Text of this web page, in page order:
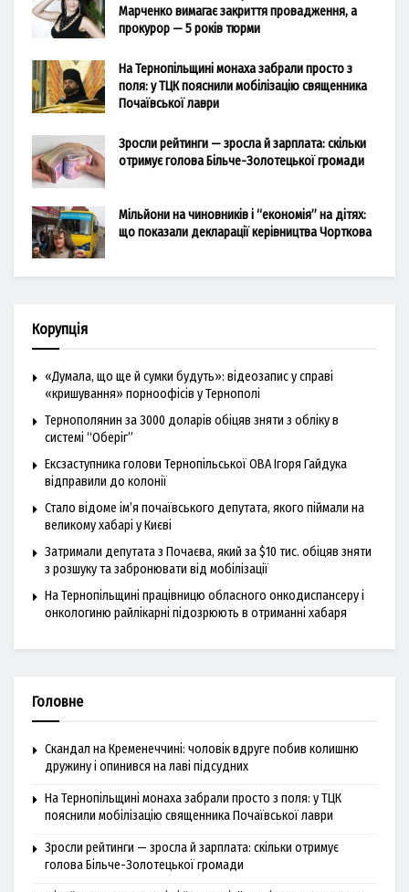
Марченко вимагає закриття провадження, а
прокурор — 5 років тюрми
На Тернопільщині монаха забрали просто з
поля: у ТЦК пояснили мобілізацію священника
Почаївської лаври
Зросли рейтинги — зросла й зарплата: скільки
отримує голова Більче-Золотецької громади
Мільйони на чиновників і “економія” на дітях:
що показали декларації керівництва Чорткова
Корупція
«Думала, що ще й сумки будуть»: відеозапис у справі
«кришування» порноофісів у Тернополі
Тернополянин за 3000 доларів обіцяв зняти з обліку в
системі “Оберіг”
Ексзаступника голови Тернопільської ОВА Ігоря Гайдука
відправили до колонії
Стало відоме ім’я почаївського депутата, якого піймали на
великому хабарі у Києві
Затримали депутата з Почаєва, який за $10 тис. обіцяв зняти
з розшуку та забронювати від мобілізації
На Тернопільщині працівницю обласного онкодиспансеру і
онкологиню райлікарні підозрюють в отриманні хабаря
Головне
Скандал на Кременеччині: чоловік вдруге побив колишню
дружину і опинився на лаві підсудних
На Тернопільщині монаха забрали просто з поля: у ТЦК
пояснили мобілізацію священника Почаївської лаври
Зросли рейтинги — зросла й зарплата: скільки отримує
голова Більче-Золотецької громади